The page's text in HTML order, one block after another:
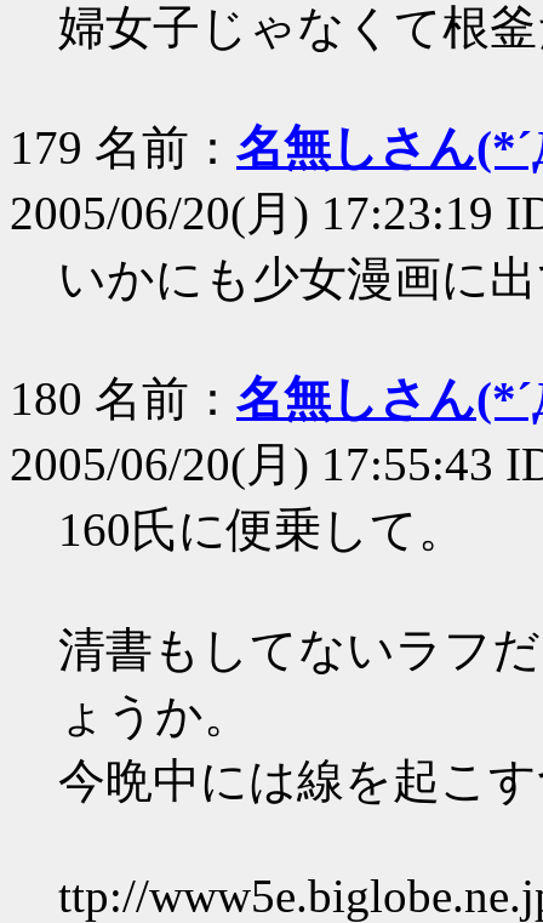
婦女子じゃなくて根
179 名前： 名無しさん
2005/06/20(月) 17:23:19
いかにも少女漫画に
180 名前： 名無しさん
2005/06/20(月) 17:55:43
160氏に便乗して。
清書もしてないラフ
ょうか。
今晩中には線を起こ
ttp://